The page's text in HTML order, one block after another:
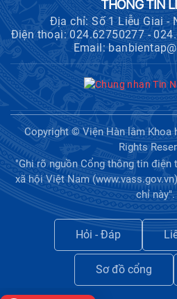
THÔNG TIN
Địa chỉ: Số 1 Liễu Giai -
Điện thoại: 024.62750277 -
Email:
Copyright © Viện Hàn lâm Khoa
Rights
"Ghi rõ nguồn Cổng thông tin điện
xã hội Việt Nam
chỉ này".
Hỏi - Đáp
Sơ đồ cổng